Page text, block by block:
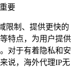
要
限制、提供更快的
特点，为用户提供
对于有着隐私和安
说，海外代理IP无